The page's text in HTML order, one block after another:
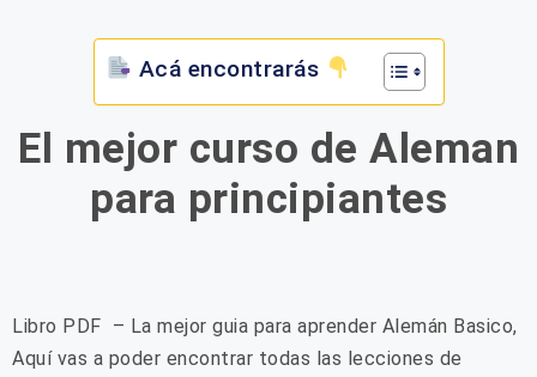
Acá encontrarás
El mejor curso de Aleman
para principiantes
Libro PDF – La mejor guia para aprender Alemán Basico,
Aquí vas a poder encontrar todas las lecciones de